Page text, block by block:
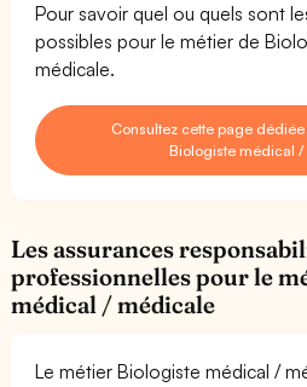
Pour savoir quel ou quels sont
possibles pour le métier de
médicale.
Consultez cette page
Biologiste médical
Les assurances
professionnelles pour le
médical / médicale
Le métier Biologiste médical /